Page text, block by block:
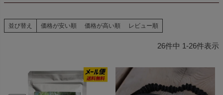
並び替え 価格が安い順 価格が高い順 レビュー順
26件中 1-26件表示